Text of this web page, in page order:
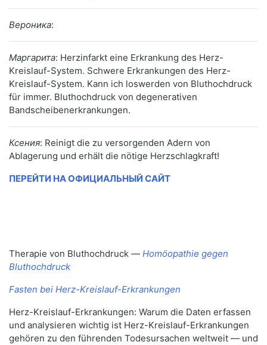
Вероника:
Маргарита: Herzinfarkt eine Erkrankung des Herz-
Kreislauf-System. Schwere Erkrankungen des Herz-
Kreislauf-System. Kann ich loswerden von Bluthochdruck
für immer. Bluthochdruck von degenerativen
Bandscheibenerkrankungen.
Ксения: Reinigt die zu versorgenden Adern von
Ablagerung und erhält die nötige Herzschlagkraft!
ПЕРЕЙТИ НА ОФИЦИАЛЬНЫЙ САЙТ
Therapie von Bluthochdruck — Homöopathie gegen
Bluthochdruck
Fasten bei Herz-Kreislauf-Erkrankungen
Herz-Kreislauf-Erkrankungen: Warum die Daten erfassen
und analysieren wichtig ist Herz-Kreislauf-Erkrankungen
gehören zu den führenden Todesursachen weltweit — und